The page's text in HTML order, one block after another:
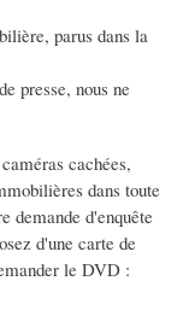
parus dans la
presse, nous ne
cachées,
dans toute
demande d'enquête
d'une carte de
le DVD :